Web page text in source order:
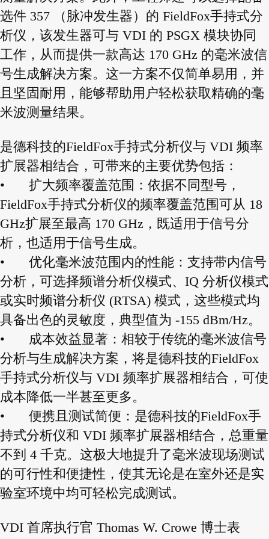
选件 357 （脉冲发生器）的 FieldFox手持式分
析仪，该发生器可与 VDI 的 PSGX 模块协同
工作，从而提供一款高达 170 GHz 的毫米波信
号生成解决方案。这一方案不仅简单易用，并
且坚固耐用，能够帮助用户轻松获取精确的毫
米波测量结果。
是德科技的FieldFox手持式分析仪与 VDI 频率
扩展器相结合，可带来的主要优势包括：
•
扩大频率覆盖范围：依据不同型号，
FieldFox手持式分析仪的频率覆盖范围可从 18
GHz扩展至最高 170 GHz，既适用于信号分
析，也适用于信号生成。
•
优化毫米波范围内的性能：支持带内信号
分析，可选择频谱分析仪模式、IQ 分析仪模式
或实时频谱分析仪 (RTSA) 模式，这些模式均
具备出色的灵敏度，典型值为 -155 dBm/Hz。
•
成本效益显著：相较于传统的毫米波信号
分析与生成解决方案，将是德科技的FieldFox
手持式分析仪与 VDI 频率扩展器相结合，可使
成本降低一半甚至更多。
•
便携且测试简便：是德科技的FieldFox手
持式分析仪和 VDI 频率扩展器相结合，总重量
不到 4 千克。这极大地提升了毫米波现场测试
的可行性和便捷性，使其无论是在室外还是实
验室环境中均可轻松完成测试。
VDI 首席执行官 Thomas W. Crowe 博士表